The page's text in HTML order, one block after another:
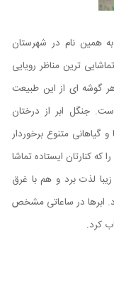
همین نام در شهرستان
ترین مناظر رویایی
گوشه ای از این طبیعت
جنگل ابر از درختان
گیاهانی متنوع برخوردار
کنارتان ایستاده تماشا
لذت برد و هم با غرق
ابرها در ساعاتی مشخص
کرد.